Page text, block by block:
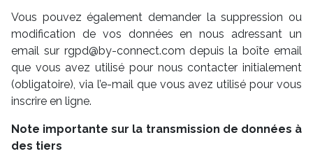
Vous pouvez également demander la suppression ou
modification de vos données en nous adressant un
email sur rgpd@by-connect.com depuis la boîte email
que vous avez utilisé pour nous contacter initialement
(obligatoire), via l’e-mail que vous avez utilisé pour vous
inscrire en ligne.
Note importante sur la transmission de données à
des tiers